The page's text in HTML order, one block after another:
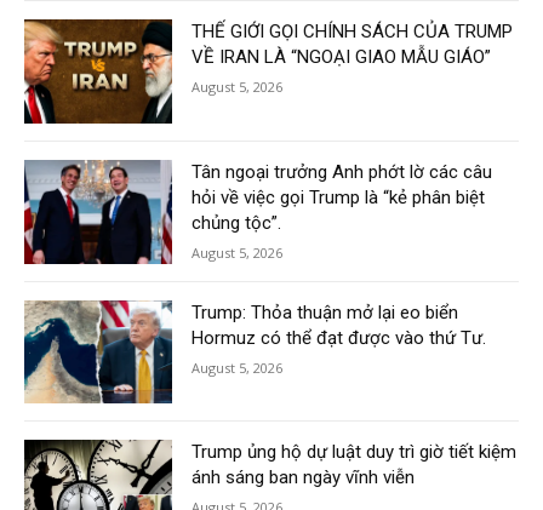
THẾ GIỚI GỌI CHÍNH SÁCH CỦA TRUMP
VỀ IRAN LÀ “NGOẠI GIAO MẪU GIÁO”
August 5, 2026
Tân ngoại trưởng Anh phớt lờ các câu
hỏi về việc gọi Trump là “kẻ phân biệt
chủng tộc”.
August 5, 2026
Trump: Thỏa thuận mở lại eo biển
Hormuz có thể đạt được vào thứ Tư.
August 5, 2026
Trump ủng hộ dự luật duy trì giờ tiết kiệm
ánh sáng ban ngày vĩnh viễn